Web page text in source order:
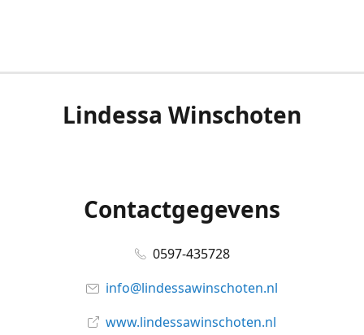
Lindessa Winschoten
Contactgegevens
0597-435728
info@lindessawinschoten.nl
www.lindessawinschoten.nl